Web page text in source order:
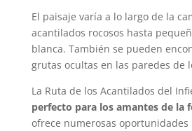
El paisaje varía a lo largo de la
acantilados rocosos hasta
blanca. También se pueden
grutas ocultas en las paredes de
La Ruta de los Acantilados del
perfecto para los amantes de la
ofrece numerosas